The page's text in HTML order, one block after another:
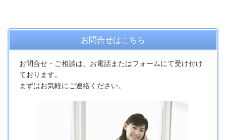
お問合せはこちら
お問合せ・ご相談は、お電話またはフォームにて受け付け
ております。
まずはお気軽にご連絡ください。